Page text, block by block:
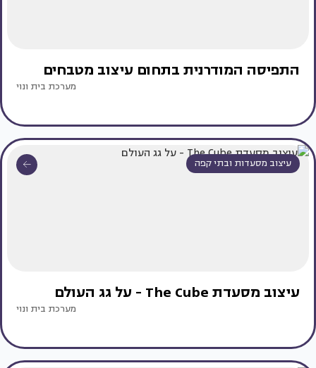
התפיסה המודרנית בתחום עיצוב מטבחים
מערכת בית ונוי
עיצוב מסעדות ובתי קפה
עיצוב מסעדת The Cube - על גג העולם
מערכת בית ונוי